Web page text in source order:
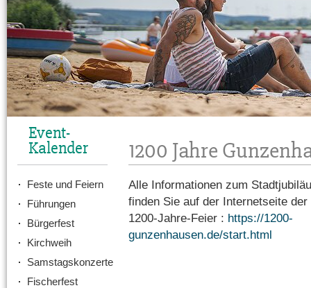
1200 Jahre
Alle Informationen zum
finden Sie auf der Internetseite der
1200-Jahre-Feier : https://1200-
gunzenhausen.de/start.html
Event-
Kalender
Feste und Feiern
Führungen
Bürgerfest
Kirchweih
Samstagskonzerte
Fischerfest